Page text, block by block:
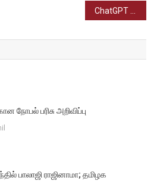
நோபல் பரிசு அறிவிப்பு
பாலாஜி ராஜினாமா; தமிழக